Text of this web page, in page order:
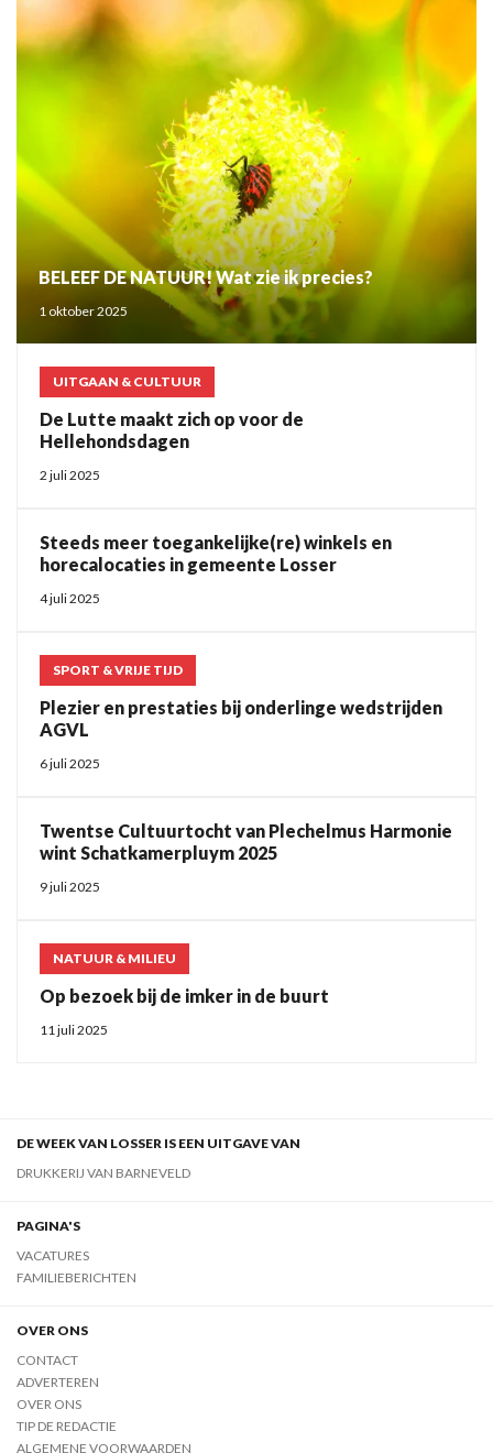
BELEEF DE NATUUR! Wat zie ik precies?
1 oktober 2025
UITGAAN & CULTUUR
De Lutte maakt zich op voor de
Hellehondsdagen
2 juli 2025
Steeds meer toegankelijke(re) winkels en
horecalocaties in gemeente Losser
4 juli 2025
SPORT & VRIJE TIJD
Plezier en prestaties bij onderlinge wedstrijden
AGVL
6 juli 2025
Twentse Cultuurtocht van Plechelmus Harmonie
wint Schatkamerpluym 2025
9 juli 2025
NATUUR & MILIEU
Op bezoek bij de imker in de buurt
11 juli 2025
DE WEEK VAN LOSSER IS EEN UITGAVE VAN
DRUKKERIJ VAN BARNEVELD
PAGINA'S
VACATURES
FAMILIEBERICHTEN
OVER ONS
CONTACT
ADVERTEREN
OVER ONS
TIP DE REDACTIE
ALGEMENE VOORWAARDEN